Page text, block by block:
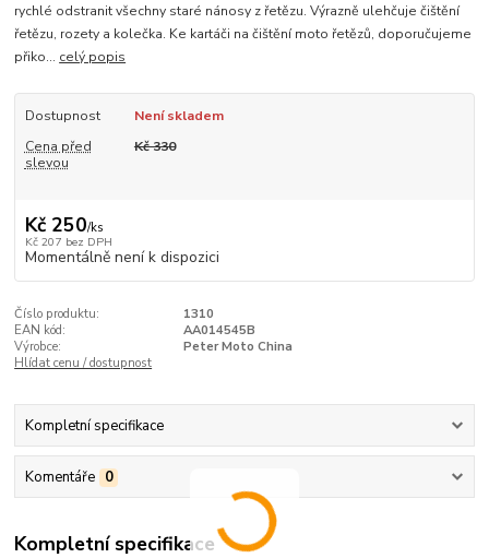
rychlé odstranit všechny staré nánosy z řetězu. Výrazně ulehčuje čištění
řetězu, rozety a kolečka. Ke kartáči na čištění moto řetězů, doporučujeme
přiko... celý popis
Dostupnost
Není skladem
Cena před
slevou
Kč 330
Kč 250/ks
Kč 207 bez DPH
Momentálně není k dispozici
Číslo produktu:
1310
EAN kód:
AA014545B
Výrobce:
Peter Moto China
Hlídat cenu / dostupnost
Kompletní specifikace
Komentáře 0
Kompletní specifikace